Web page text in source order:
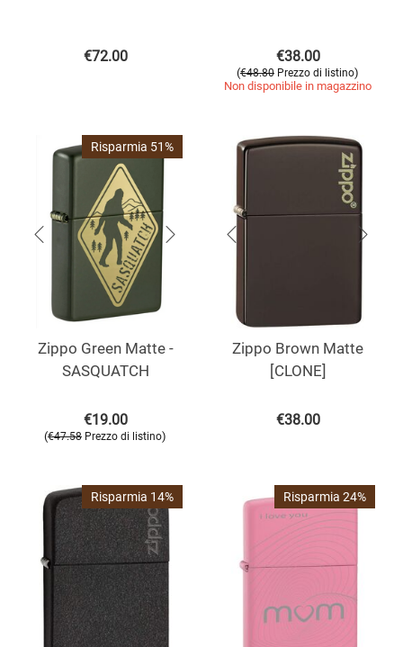
€72.00 €38.00
(€48.80 Prezzo di listino)
Non disponibile in magazzino
Risparmia 51%
Zippo Green Matte -
SASQUATCH
€19.00
(€47.58 Prezzo di listino)
Zippo Brown Matte
[CLONE]
€38.00
Risparmia 14% Risparmia 24%